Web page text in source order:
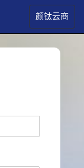
颜钛云商